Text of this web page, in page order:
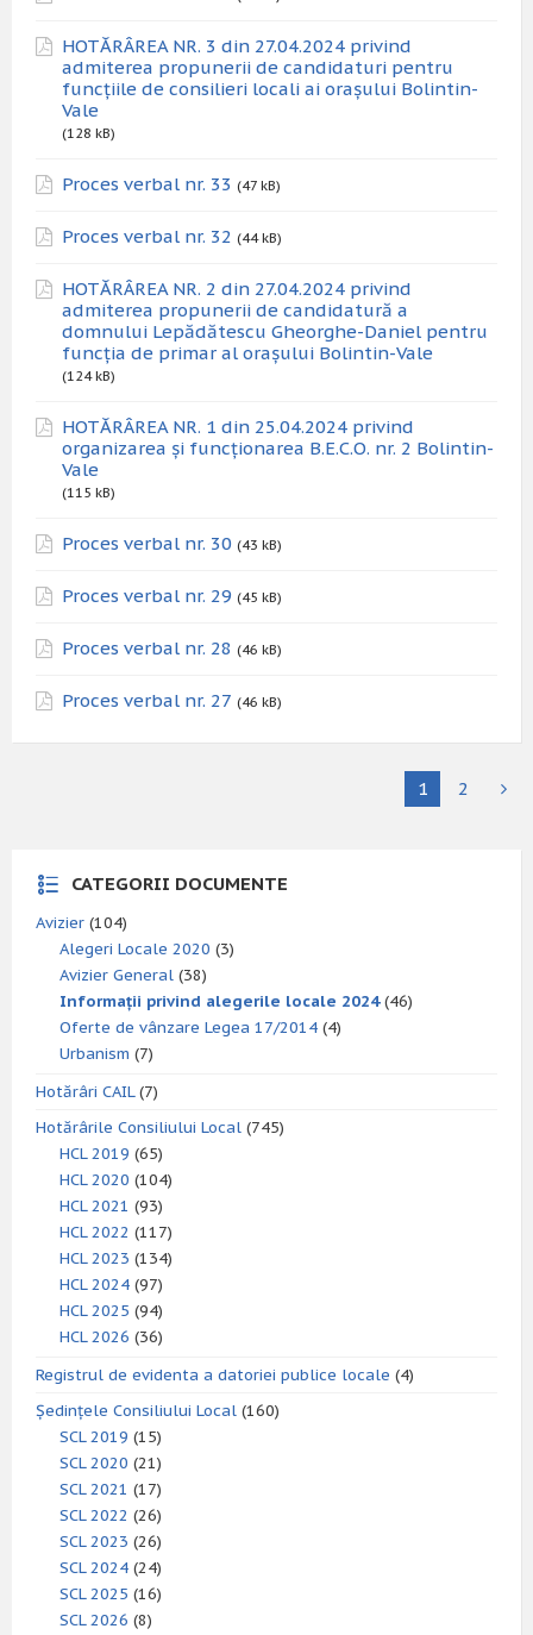
HOTĂRÂREA NR. 3 din 27.04.2024 privind
admiterea propunerii de candidaturi pentru
funcțiile de consilieri locali ai orașului Bolintin-
Vale
(128 kB)
Proces verbal nr. 33 (47 kB)
Proces verbal nr. 32 (44 kB)
HOTĂRÂREA NR. 2 din 27.04.2024 privind
admiterea propunerii de candidatură a
domnului Lepădătescu Gheorghe-Daniel pentru
funcția de primar al orașului Bolintin-Vale
(124 kB)
HOTĂRÂREA NR. 1 din 25.04.2024 privind
organizarea și funcționarea B.E.C.O. nr. 2 Bolintin-
Vale
(115 kB)
Proces verbal nr. 30 (43 kB)
Proces verbal nr. 29 (45 kB)
Proces verbal nr. 28 (46 kB)
Proces verbal nr. 27 (46 kB)
1 2
CATEGORII DOCUMENTE
Avizier (104)
Alegeri Locale 2020 (3)
Avizier General (38)
Informații privind alegerile locale 2024(46)
Oferte de vânzare Legea 17/2014 (4)
Urbanism (7)
Hotărâri CAIL(7)
Hotărârile Consiliului Local (745)
HCL 2019 (65)
HCL 2020 (104)
HCL 2021 (93)
HCL 2022 (117)
HCL 2023 (134)
HCL 2024 (97)
HCL 2025 (94)
HCL 2026 (36)
Registrul de evidenta a datoriei publice locale (4)
Ședințele Consiliului Local (160)
SCL 2019 (15)
SCL 2020 (21)
SCL 2021 (17)
SCL 2022 (26)
SCL 2023 (26)
SCL 2024 (24)
SCL 2025 (16)
SCL 2026 (8)